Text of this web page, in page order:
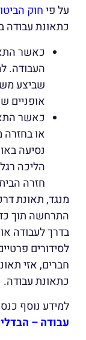
על פיחוק
כתאונת עבודה
כאשר
העבודה.
שביצע
אופניים
כאשר
או בחזרה
נסיעה
הליכה
חזרה
מנגד, תאונת
התרחשה תוך
בדרך לעבודה
לסידורים
חברים, אזי
כתאונת עבודה.
למידע נוסף
עבודה –